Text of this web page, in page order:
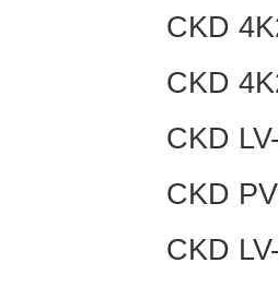
CKD
CKD
CKD
CKD
CKD